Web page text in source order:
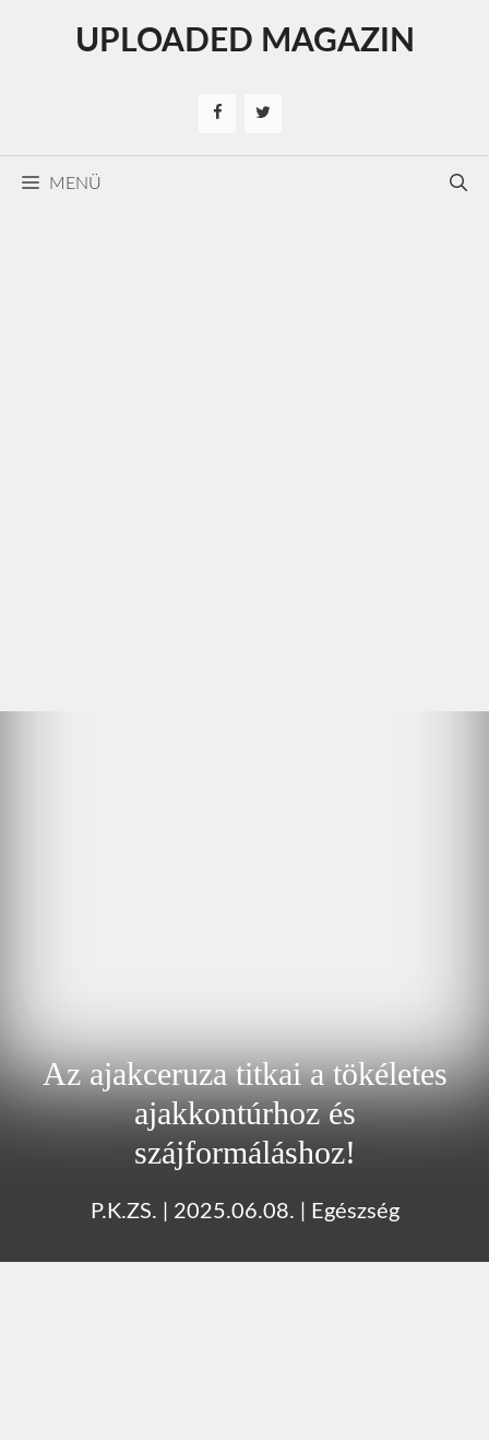
UPLOADED MAGAZIN
MENÜ
Az ajakceruza titkai a tökéletes
ajakkontúrhoz és
szájformáláshoz!
P.K.ZS. 2025.06.08. Egészség